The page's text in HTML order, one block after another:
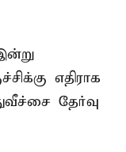
எதிராக
தேர்வு